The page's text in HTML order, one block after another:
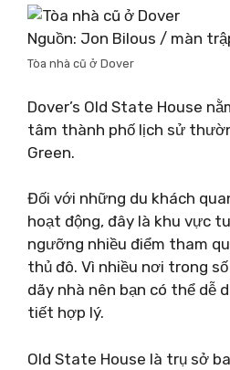
Nguồn: Jon Bilous / màn
Tòa nhà cũ ở Dover
Dover’s Old State House
tâm thành phố lịch sử
Green.
Đối với những du khách
hoạt động, đây là khu vực
ngưỡng nhiều điểm tham
thủ đô. Vì nhiều nơi trong
dãy nhà nên bạn có thể dễ
tiết hợp lý.
Old State House là trụ sở